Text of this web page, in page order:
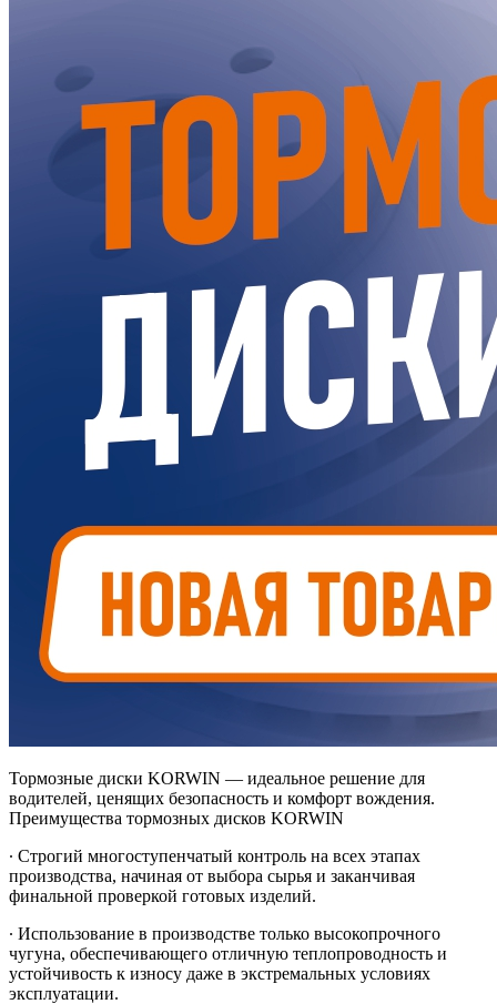
Тормозные диски KORWIN — идеальное решение для
водителей, ценящих безопасность и комфорт вождения.
Преимущества тормозных дисков KORWIN
∙ Строгий многоступенчатый контроль на всех этапах
производства, начиная от выбора сырья и заканчивая
финальной проверкой готовых изделий.
∙ Использование в производстве только высокопрочного
чугуна, обеспечивающего отличную теплопроводность и
устойчивость к износу даже в экстремальных условиях
эксплуатации.